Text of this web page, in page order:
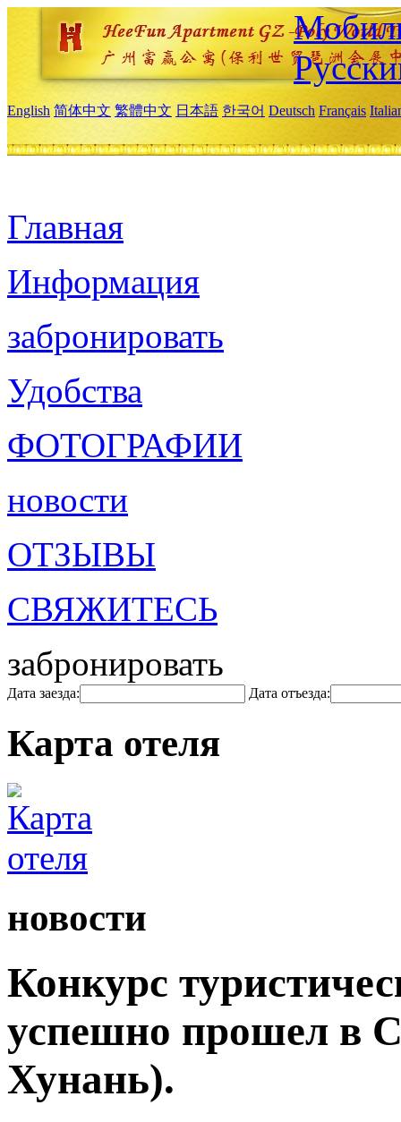
English 简体中文 繁體中文 日本語 한국어 Deutsch Français
Главная
Информация
забронировать
Удобства
ФОТОГРАФИИ
новости
ОТЗЫВЫ
СВЯЖИТЕСЬ
забронировать
Дата заезда: Дата отъезда:
Карта отеля
новости
Конкурс
успешно прошел в
Хунань).